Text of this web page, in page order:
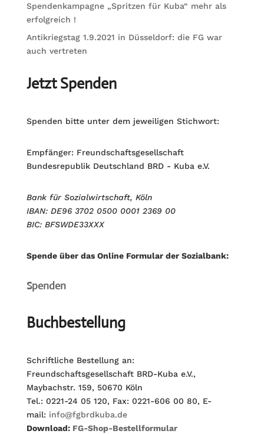
Spendenkampagne „Spritzen für Kuba“ mehr als
erfolgreich !
Antikriegstag 1.9.2021 in Düsseldorf: die FG war
auch vertreten
Jetzt Spenden
Spenden bitte unter dem jeweiligen Stichwort:
Empfänger: Freundschaftsgesellschaft
Bundesrepublik Deutschland BRD - Kuba e.V.
Bank für Sozialwirtschaft, Köln
IBAN: DE96 3702 0500 0001 2369 00
BIC: BFSWDE33XXX
Spende über das Online Formular der Sozialbank:
Spenden
Buchbestellung
Schriftliche Bestellung an:
Freundschaftsgesellschaft BRD-Kuba e.V.,
Maybachstr. 159, 50670 Köln
Tel.: 0221-24 05 120, Fax: 0221-606 00 80, E-
mail: info@fgbrdkuba.de
Download: FG-Shop-Bestellformular